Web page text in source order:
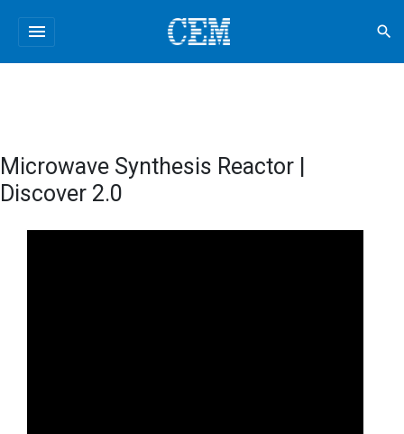
menu search
Microwave Synthesis Reactor |
Discover 2.0